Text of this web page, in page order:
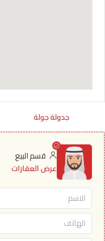
جدولة جولة
قسم البيع
عرض العقارات